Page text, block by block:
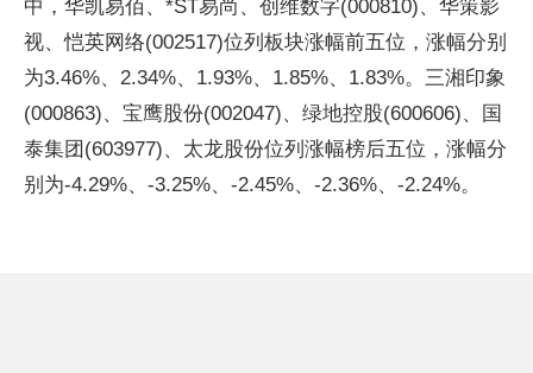
中，华凯易佰、*ST易尚、创维数字(000810)、华策影
视、恺英网络(002517)位列板块涨幅前五位，涨幅分别
为3.46%、2.34%、1.93%、1.85%、1.83%。三湘印象
(000863)、宝鹰股份(002047)、绿地控股(600606)、国
泰集团(603977)、太龙股份位列涨幅榜后五位，涨幅分
别为-4.29%、-3.25%、-2.45%、-2.36%、-2.24%。